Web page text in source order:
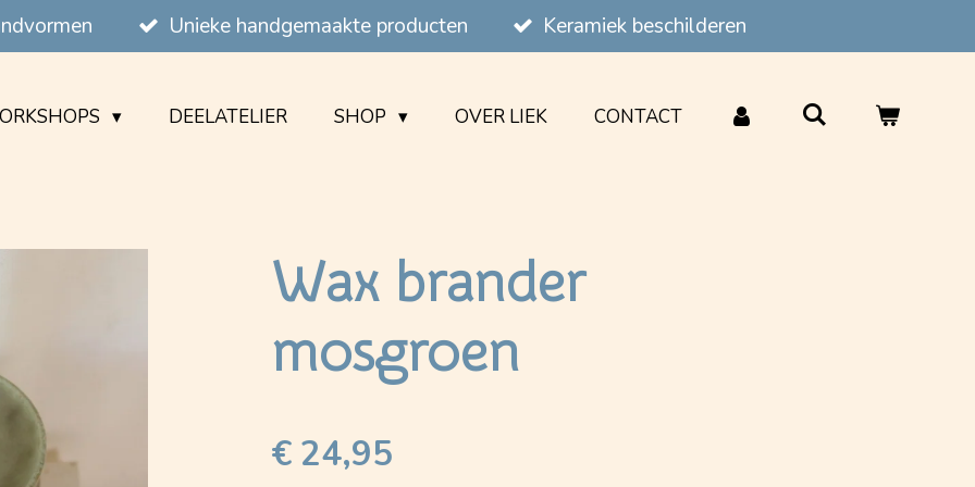
Unieke handgemaakte producten Keramiek beschilderen
DEELATELIER SHOP OVER LIEK CONTACT
Wax brander
mosgroen
€ 24,95